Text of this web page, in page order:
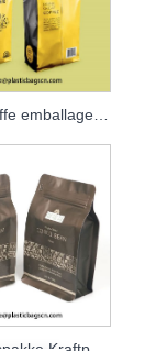
Engros kaffe emballage poser aluminiumsfolie kaffebønne emballage taske